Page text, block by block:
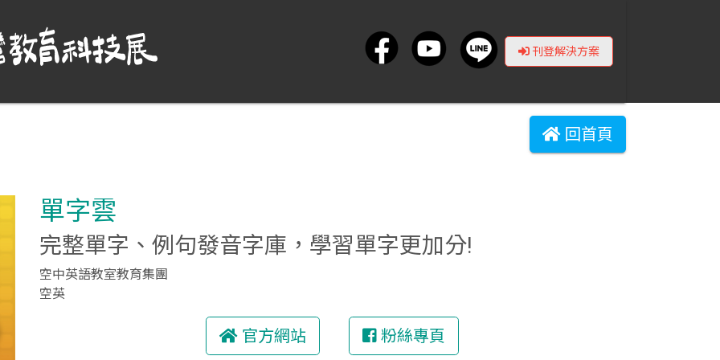
刊登解決方案
回首頁
單字雲
完整單字、例句發音字庫，學習單字更加分!
空中英語教室教育集團
空英
官方網站 粉絲專頁